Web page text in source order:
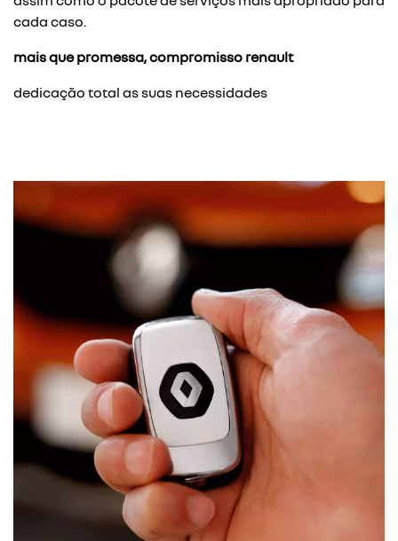
cada caso.
mais que promessa, compromisso renault
dedicação total as suas necessidades